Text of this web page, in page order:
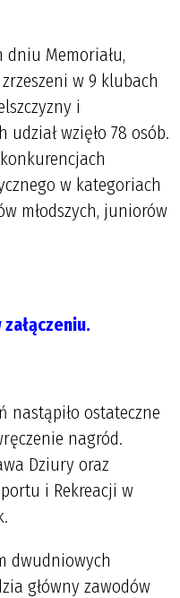
Memoriału,
w 9 klubach
i
udział wzięło 78 osób.
w kategoriach
młodszych, juniorów
nastąpiło ostateczne
nagród.
Dziury oraz
i Rekreacji w
dwudniowych
główny zawodów